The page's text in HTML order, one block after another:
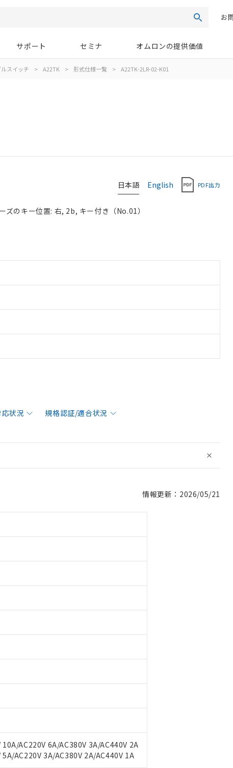
検索お
サポート セミナ オムロンの提供価値
スイッチ > A22TK > 形式仕様一覧 > A22TK-2LR-02-K01
日本語 English PDF出力
のキー位置: 右, 2b, キー付き（No.01）
状況 規格認証/適合状況
情報更新：2026/05/21
AC220V 6A/AC380V 3A/AC440V 2A
AC220V 3A/AC380V 2A/AC440V 1A
）の非含有に対応した製品が提供可能な商品です。
非含有に対応した製品に切り替える予定のある商品です。
）の非含有に非対応の商品で、対応品を出す予定はありません。
）の非含有の対応状況を調査中または確認中の商品です。
、有害物質有無と関係のない商品です。
していたものが、含有品と判明した場合などやむを得ず変更するこ